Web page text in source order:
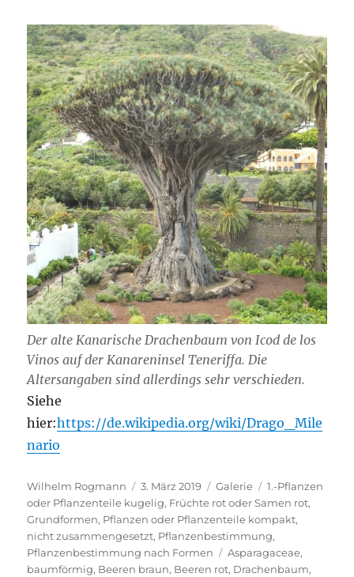
Der alte Kanarische Drachenbaum von Icod de los
Vinos auf der Kanareninsel Teneriffa. Die
Altersangaben sind allerdings sehr verschieden.
Siehe
hier:https://de.wikipedia.org/wiki/Drago_Mile
nario
Autor
Wilhelm Rogmann
Veröffentlicht
am
3. März 2019 Format
Galerie Kategorien
1.-Pflanzen
oder Pflanzenteile kugelig, Früchte rot oder Samen rot,
Grundformen, Pflanzen oder Pflanzenteile kompakt,
nicht zusammengesetzt, Pflanzenbestimmung,
Pflanzenbestimmung nach Formen
Schlagwörter
Asparagaceae,
baumförmig, Beeren braun, Beeren rot, Drachenbaum,